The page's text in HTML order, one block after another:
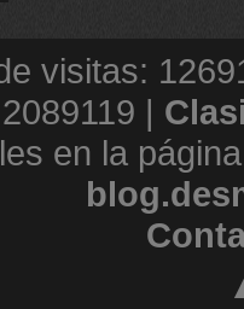
visitas:
2089119 |
en la